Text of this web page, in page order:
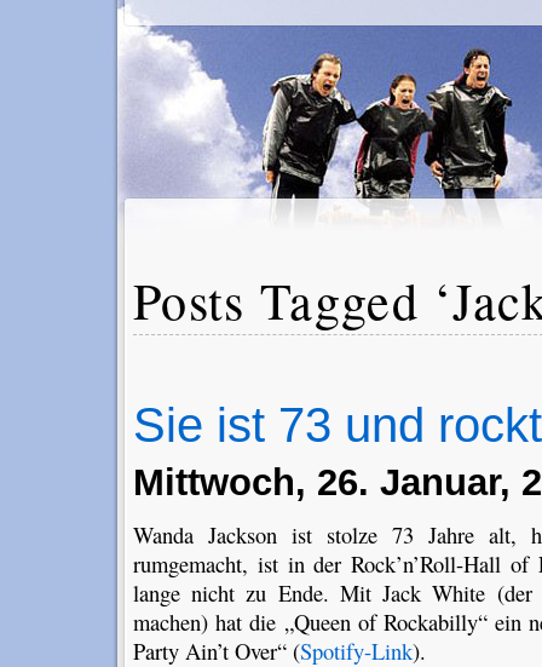
Posts Tagged
Sie ist 73 und
Mittwoch, 26. Januar,
Wanda Jackson ist stolze 73 Jahre alt,
rumgemacht, ist in der Rock’n’Roll-Hall
lange nicht zu Ende. Mit Jack White
machen) hat die „Queen of Rockabilly“ ein
Party Ain’t Over“ (Spotify-Link).